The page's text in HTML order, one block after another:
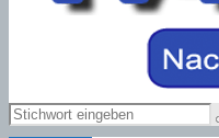
Search
for: